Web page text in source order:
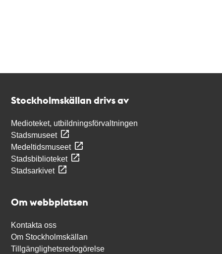
Stockholmskällan drivs av
Medioteket, utbildningsförvaltningen
Stadsmuseet
Medeltidsmuseet
Stadsbiblioteket
Stadsarkivet
Om webbplatsen
Kontakta oss
Om Stockholmskällan
Tillgänglighetsredogörelse